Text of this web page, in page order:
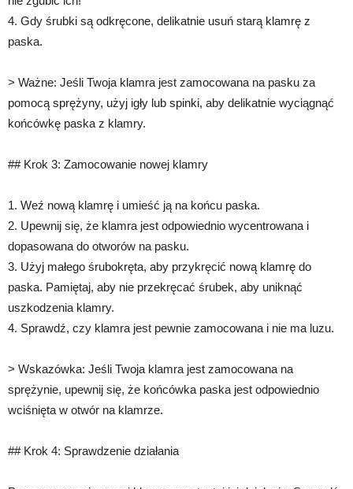
4. Gdy śrubki są odkręcone, delikatnie usuń starą klamrę z
paska.
> Ważne: Jeśli Twoja klamra jest zamocowana na pasku za
pomocą sprężyny, użyj igły lub spinki, aby delikatnie wyciągnąć
końcówkę paska z klamry.
## Krok 3: Zamocowanie nowej klamry
1. Weź nową klamrę i umieść ją na końcu paska.
2. Upewnij się, że klamra jest odpowiednio wycentrowana i
dopasowana do otworów na pasku.
3. Użyj małego śrubokręta, aby przykręcić nową klamrę do
paska. Pamiętaj, aby nie przekręcać śrubek, aby uniknąć
uszkodzenia klamry.
4. Sprawdź, czy klamra jest pewnie zamocowana i nie ma luzu.
> Wskazówka: Jeśli Twoja klamra jest zamocowana na
sprężynie, upewnij się, że końcówka paska jest odpowiednio
wciśnięta w otwór na klamrze.
## Krok 4: Sprawdzenie działania